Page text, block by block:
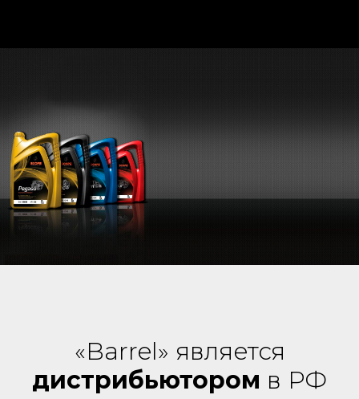
«Barrel» является
дистрибьютором в РФ